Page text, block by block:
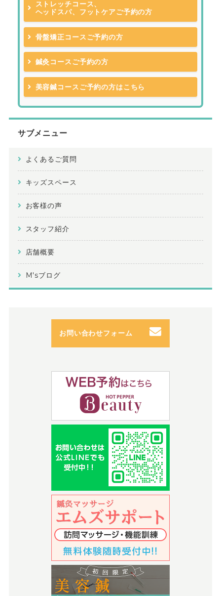
ストレッチコース、
ヘッドスパ、フットケアご予約の方
骨盤矯正コースご予約の方
鍼灸コースご予約の方
美容鍼コースご予約の方はこちら
サブメニュー
よくあるご質問
キッズスペース
お客様の声
スタッフ紹介
店舗概要
M'sブログ
お問い合わせフォーム